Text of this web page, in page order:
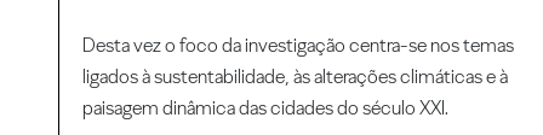
Desta vez o foco da investigação centra-se nos temas
ligados à sustentabilidade, às alterações climáticas e à
paisagem dinâmica das cidades do século XXI.